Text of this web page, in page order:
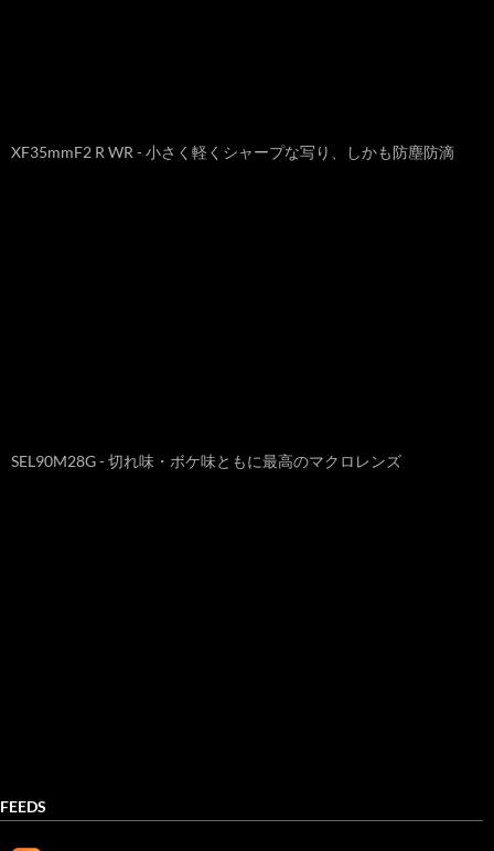
XF35mmF2 R WR - 小さく軽くシャープな写り、しかも防塵防滴
SEL90M28G - 切れ味・ボケ味ともに最高のマクロレンズ
FEEDS